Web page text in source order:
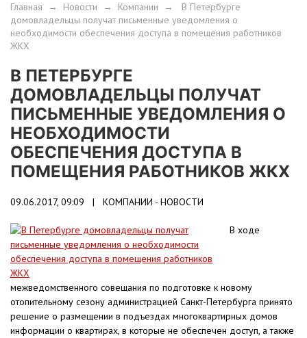
Главная → Новости → Компании →
В Петербурге
домовладельцы получат письменные уведомления о
необходимости обеспечения доступа в помещения работников
ЖКХ
В ПЕТЕРБУРГЕ
ДОМОВЛАДЕЛЬЦЫ ПОЛУЧАТ
ПИСЬМЕННЫЕ УВЕДОМЛЕНИЯ О
НЕОБХОДИМОСТИ
ОБЕСПЕЧЕНИЯ ДОСТУПА В
ПОМЕЩЕНИЯ РАБОТНИКОВ ЖКХ
09.06.2017, 09:09 | КОМПАНИИ - НОВОСТИ
В ходе
межведомственного совещания по подготовке к новому
отопительному сезону администрацией Санкт-Петербурга принято
решение о размещении в подъездах многоквартирных домов
информации о квартирах, в которые не обеспечен доступ, а также